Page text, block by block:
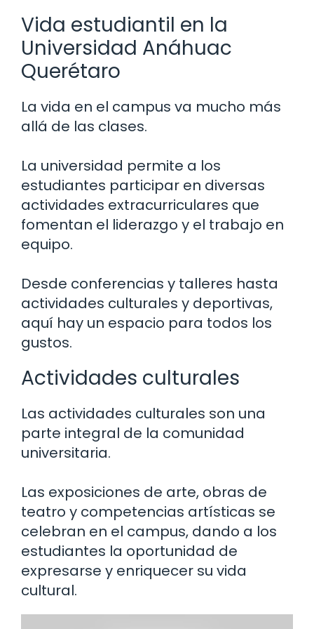
Vida estudiantil en la
Universidad Anáhuac
Querétaro
La vida en el campus va mucho más
allá de las clases.
La universidad permite a los
estudiantes participar en diversas
actividades extracurriculares que
fomentan el liderazgo y el trabajo en
equipo.
Desde conferencias y talleres hasta
actividades culturales y deportivas,
aquí hay un espacio para todos los
gustos.
Actividades culturales
Las actividades culturales son una
parte integral de la comunidad
universitaria.
Las exposiciones de arte, obras de
teatro y competencias artísticas se
celebran en el campus, dando a los
estudiantes la oportunidad de
expresarse y enriquecer su vida
cultural.